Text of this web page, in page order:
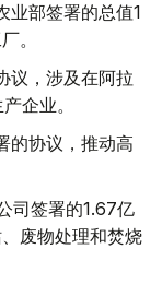
部签署的总值1
。
议，涉及在阿拉
企业。
的协议，推动高
司签署的1.67亿
废物处理和焚烧